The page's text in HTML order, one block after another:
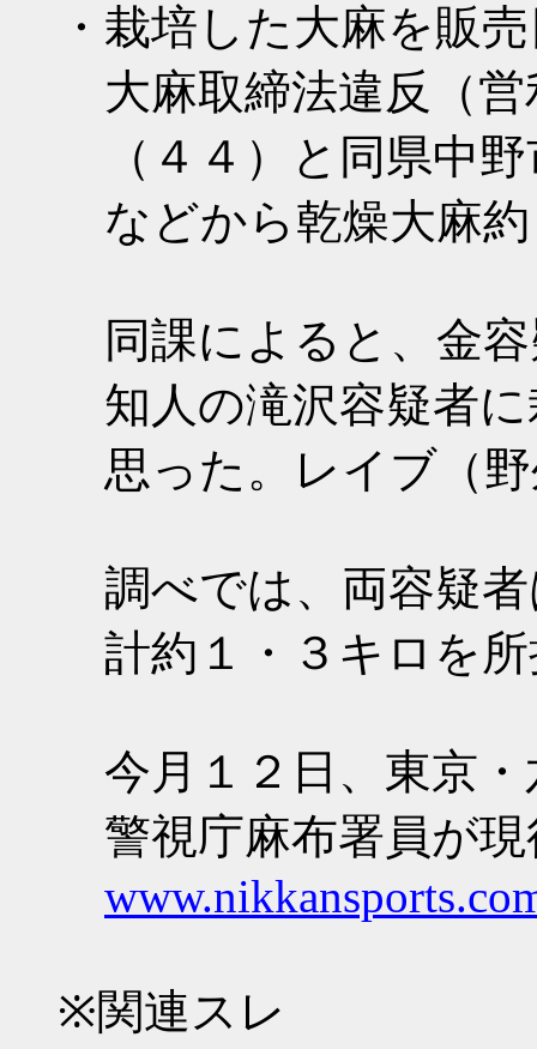
・栽培した大麻を販
大麻取締法違反（営
（４４）と同県中野
などから乾燥大麻約
同課によると、金容
知人の滝沢容疑者に
思った。レイブ（野
調べでは、両容疑者
計約１・３キロを
今月１２日、東京・
警視庁麻布署員が現
※関連スレ